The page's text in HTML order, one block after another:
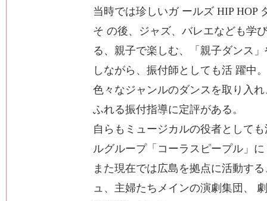
当時では珍しいガ ールズ HIP HOP
そ の後、ジャズ、バレエなども学
る、親子で楽しむ、「親子ダンス
しながら、振付師としても活 躍中。
色々なジャンルのダンスを取り入
ふれる振付指導に定評がある。
自らもミュージカルの役者として
ルグループ「コーラスピープル」
また現在では広島を拠点に活動す
ュ、主婦たちメインの演劇集団、